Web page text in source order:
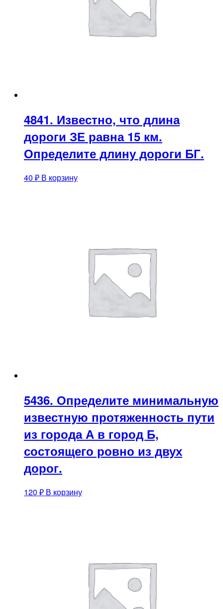
4841. Известно, что длина
дороги ЗЕ равна 15 км.
Определите длину дороги БГ.
40 ₽ В корзину
5436. Определите минимальную
известную протяженность пути
из города А в город Б,
состоящего ровно из двух
дорог.
120 ₽ В корзину